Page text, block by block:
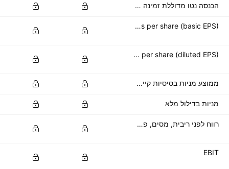
הכנסה נטו מדוללת זמינה לבעלי מניות רגילות
Basic earnings per share (basic EPS)
Diluted earnings per share (diluted EPS)
ממוצע מניות בסיסיות קיימות
מניות בדילול מלא
רווח לפני ריבית, מסים, פחת והפחתות
EBIT